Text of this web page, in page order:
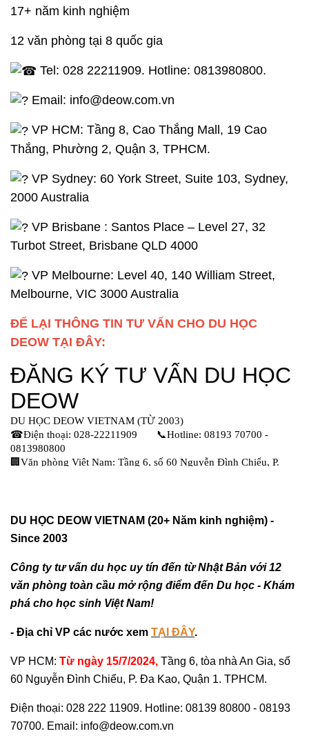
17+ năm kinh nghiệm
12 văn phòng tại 8 quốc gia
Tel: 028 22211909. Hotline: 0813980800.
Email: info@deow.com.vn
VP HCM: Tầng 8, Cao Thắng Mall, 19 Cao
Thắng, Phường 2, Quận 3, TPHCM.
VP Sydney: 60 York Street, Suite 103, Sydney,
2000 Australia
VP Brisbane : Santos Place – Level 27, 32
Turbot Street, Brisbane QLD 4000
VP Melbourne: Level 40, 140 William Street,
Melbourne, VIC 3000 Australia
ĐỂ LẠI THÔNG TIN TƯ VẤN CHO DU HỌC
DEOW TẠI ĐÂY:
DU HỌC DEOW VIETNAM (20+ Năm kinh nghiệm) -
Since 2003
Công ty tư vấn du học uy tín đến từ Nhật Bản với 12
văn phòng toàn cầu mở rộng điểm đến Du học - Khám
phá cho học sinh Việt Nam!
- Địa chỉ VP các nước xem TẠI ĐÂY.
VP HCM: Từ ngày 15/7/2024, Tầng 6, tòa nhà An Gia, số
60 Nguyễn Đình Chiểu, P. Đa Kao, Quận 1. TPHCM.
Điện thoại: 028 222 11909. Hotline: 08139 80800 - 08193
70700. Email: info@deow.com.vn